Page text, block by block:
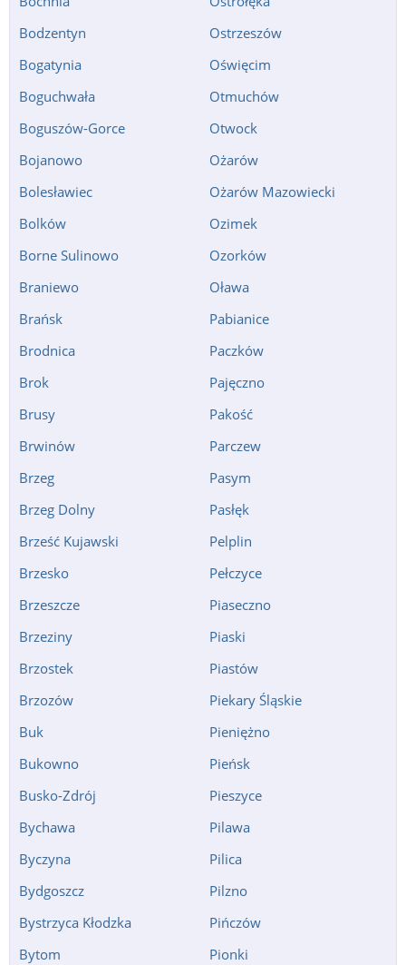
Bodzentyn
Bogatynia
Boguchwała
Boguszów-Gorce
Bojanowo
Bolesławiec
Bolków
Borne Sulinowo
Braniewo
Brańsk
Brodnica
Brok
Brusy
Brwinów
Brzeg
Brzeg Dolny
Brześć Kujawski
Brzesko
Brzeszcze
Brzeziny
Brzostek
Brzozów
Buk
Bukowno
Busko-Zdrój
Bychawa
Byczyna
Bydgoszcz
Bystrzyca Kłodzka
Bytom
Ostrzeszów
Oświęcim
Otmuchów
Otwock
Ożarów
Ożarów Mazowiecki
Ozimek
Ozorków
Oława
Pabianice
Paczków
Pajęczno
Pakość
Parczew
Pasym
Pasłęk
Pelplin
Pełczyce
Piaseczno
Piaski
Piastów
Piekary Śląskie
Pieniężno
Pieńsk
Pieszyce
Pilawa
Pilica
Pilzno
Pińczów
Pionki